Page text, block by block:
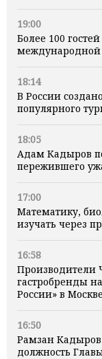
19:00
Более 100
18:14
В России
популярного
18:05
Адам Кадыров
пережившего
17:00
Математику,
изучать через
16:58
Производители
гастробренды
России» в Москве
16:50
Рамзан
должность